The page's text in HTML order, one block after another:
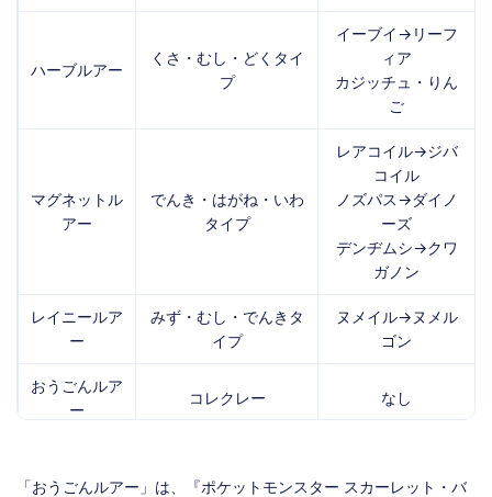
ハーブルアー
くさ・むし・どくタイ
プ
イーブイ→リーフ
ィア
カジッチュ・りん
ご
マグネットル
アー
でんき・はがね・いわ
タイプ
レアコイル→ジバ
コイル
ノズパス→ダイノ
ーズ
デンヂムシ→クワ
ガノン
レイニールア
ー
みず・むし・でんきタ
イプ
ヌメイル→ヌメル
ゴン
おうごんルア
ー
コレクレー なし
「おうごんルアー」は、『ポケットモンスター スカーレット・バ